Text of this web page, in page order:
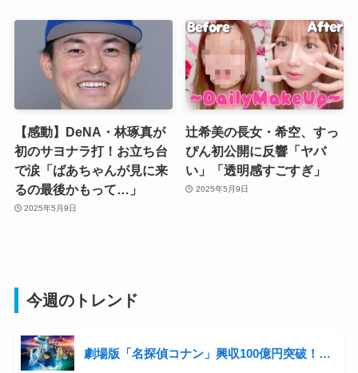
【感動】DeNA・林琢真が
初のサヨナラ打！お立ち台
で涙「ばあちゃんが見に来
るの最後かもって…」
2025年5月9日
辻希美の長女・希空、すっ
ぴん初公開に反響「ヤバ
い」「透明感すごすぎ」
2025年5月9日
今週のトレンド
劇場版「名探偵コナン」興収100億円突破！シリーズ3年連続の快挙と青山剛昌の収入事情に迫る